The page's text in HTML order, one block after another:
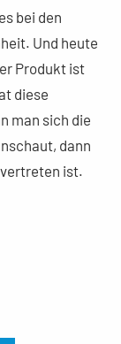
bei den
Und heute
Produkt ist
diese
man sich die
dann
ist.